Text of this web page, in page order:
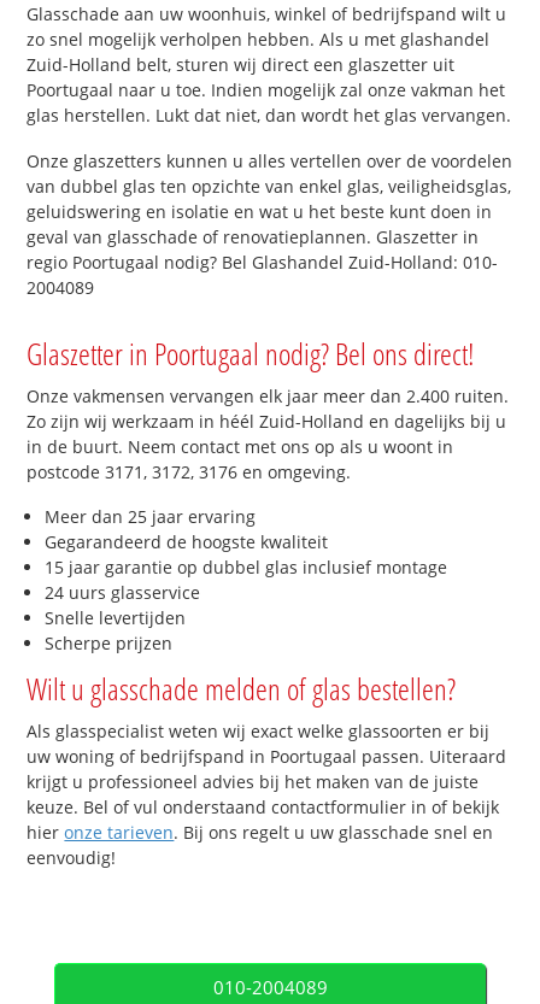
Glasschade aan uw woonhuis, winkel of bedrijfspand wilt u
zo snel mogelijk verholpen hebben. Als u met glashandel
Zuid-Holland belt, sturen wij direct een glaszetter uit
Poortugaal naar u toe. Indien mogelijk zal onze vakman het
glas herstellen. Lukt dat niet, dan wordt het glas vervangen.
Onze glaszetters kunnen u alles vertellen over de voordelen
van dubbel glas ten opzichte van enkel glas, veiligheidsglas,
geluidswering en isolatie en wat u het beste kunt doen in
geval van glasschade of renovatieplannen. Glaszetter in
regio Poortugaal nodig? Bel Glashandel Zuid-Holland: 010-
2004089
Glaszetter in Poortugaal nodig? Bel ons direct!
Onze vakmensen vervangen elk jaar meer dan 2.400 ruiten.
Zo zijn wij werkzaam in héél Zuid-Holland en dagelijks bij u
in de buurt. Neem contact met ons op als u woont in
postcode 3171, 3172, 3176 en omgeving.
Meer dan 25 jaar ervaring
Gegarandeerd de hoogste kwaliteit
15 jaar garantie op dubbel glas inclusief montage
24 uurs glasservice
Snelle levertijden
Scherpe prijzen
Wilt u glasschade melden of glas bestellen?
Als glasspecialist weten wij exact welke glassoorten er bij
uw woning of bedrijfspand in Poortugaal passen. Uiteraard
krijgt u professioneel advies bij het maken van de juiste
keuze. Bel of vul onderstaand contactformulier in of bekijk
hieronze tarieven. Bij ons regelt u uw glasschade snel en
eenvoudig!
010-2004089